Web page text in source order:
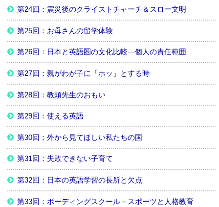
第24回：震災後のクライストチャーチ＆スロー文明
第25回：お母さんの留学体験
第26回：日本と英語圏の文化比較―個人の責任範囲
第27回：親がわが子に「ホッ」とする時
第28回：教頭先生のおもい
第29回：使える英語
第30回：外から見てほしい私たちの国
第31回：失敗できない子育て
第32回：日本の英語学習の長所と欠点
第33回：ボーディングスクール－スポーツと人格教育